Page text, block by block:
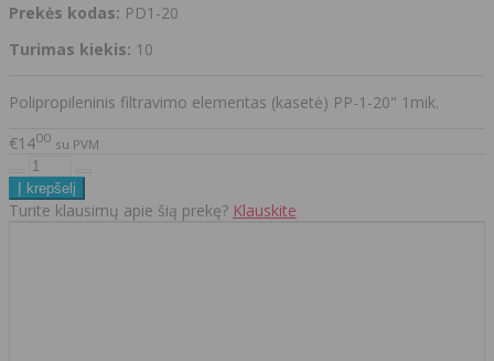
Prekės kodas: PD1-20
Turimas kiekis: 10
Polipropileninis filtravimo elementas (kasetė) PP-1-20" 1mik.
€1400 su PVM
Turite klausimų apie šią prekę? Klauskite